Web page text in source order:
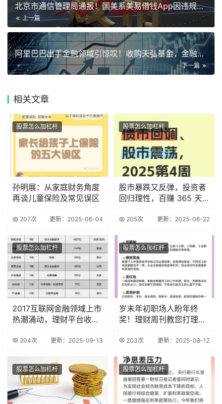
北京市通信管理局通报！国美系美易借钱App因违规被点名
上一篇
阿里巴巴出手金融领域引惊叹！收购天弘基金，金融野心几何？
下一篇
相关文章
股票怎么加杠杆
孙明展：从家庭财务角度
再谈儿童保险及常见误区
207次 更新：2025-06-04
股票怎么加杠杆
股市暴跌又反弹，投资者
回归理性，百赚 365 天
205次 更新：2025-06-22
股票怎么加杠杆
2017互联网金融领域上市
热潮涌动，理财平台收益
204次 更新：2025-09-13
股票怎么加杠杆
岁末年初职场人盼年终
奖！理财周刊教您打理及
203次 更新：2025-08-12
股票怎么加杠杆 股票怎么加杠杆